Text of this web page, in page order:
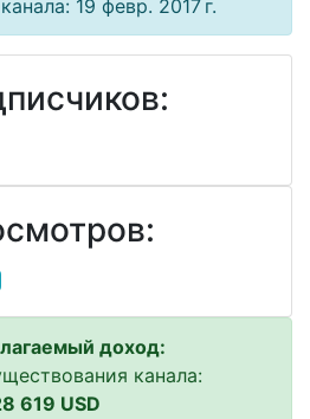
19 февр. 2017 г.
доход:
канала:
619 USD